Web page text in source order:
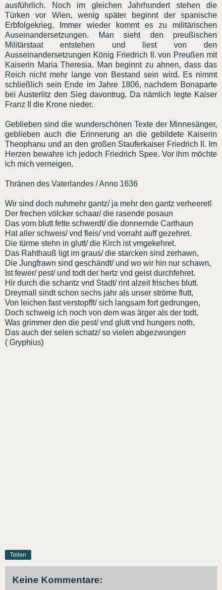
ausführlich. Noch im gleichen Jahrhundert stehen die
Türken vor Wien, wenig später beginnt der spanische
Erbfolgekrieg. Immer wieder kommt es zu militärischen
Auseinandersetzungen. Man sieht den preußischen
Militärstaat entstehen und liest von den
Ausseinandersetzungen König Friedrich II. von Preußen mit
Kaiserin Maria Theresia. Man beginnt zu ahnen, dass das
Reich nicht mehr lange von Bestand sein wird. Es nimmt
schließlich sein Ende im Jahre 1806, nachdem Bonaparte
bei Austerlitz den Sieg davontrug. Da nämlich legte Kaiser
Franz II die Krone nieder.
Geblieben sind die wunderschönen Texte der Minnesänger,
geblieben auch die Erinnerung an die gebildete Kaiserin
Theophanu und an den großen Stauferkaiser Friedrich II. Im
Herzen bewahre ich jedoch Friedrich Spee. Vor ihm möchte
ich mich verneigen.
Thränen des Vaterlandes / Anno 1636
Wir sind doch nuhmehr gantz/ ja mehr den gantz verheeret!
Der frechen völcker schaar/ die rasende posaun
Das vom blutt fette schwerdt/ die donnernde Carthaun
Hat aller schweis/ vnd fleis/ vnd vorraht auff gezehret.
Die türme stehn in glutt/ die Kirch ist vmgekehret.
Das Rahthauß ligt im graus/ die starcken sind zerhawn,
Die Jungfrawn sind geschändt/ und wo wir hin nur schawn,
Ist fewer/ pest/ und todt der hertz vnd geist durchfehret.
Hir durch die schantz vnd Stadt/ rint alzeit frisches blutt.
Dreymall sindt schon sechs jahr als unser ströme flutt,
Von leichen fast verstopfft/ sich langsam fort gedrungen,
Doch schweig ich noch von dem was ärger als der todt,
Was grimmer den die pest/ vnd glutt vnd hungers noth,
Das auch der selen schatz/ so vielen abgezwungen
( Gryphius)
Teilen
Keine Kommentare: